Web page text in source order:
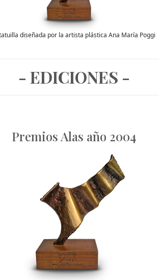
diseñada por la artista plástica Ana María Poggi
- EDICIONES -
Premios Alas año 2004